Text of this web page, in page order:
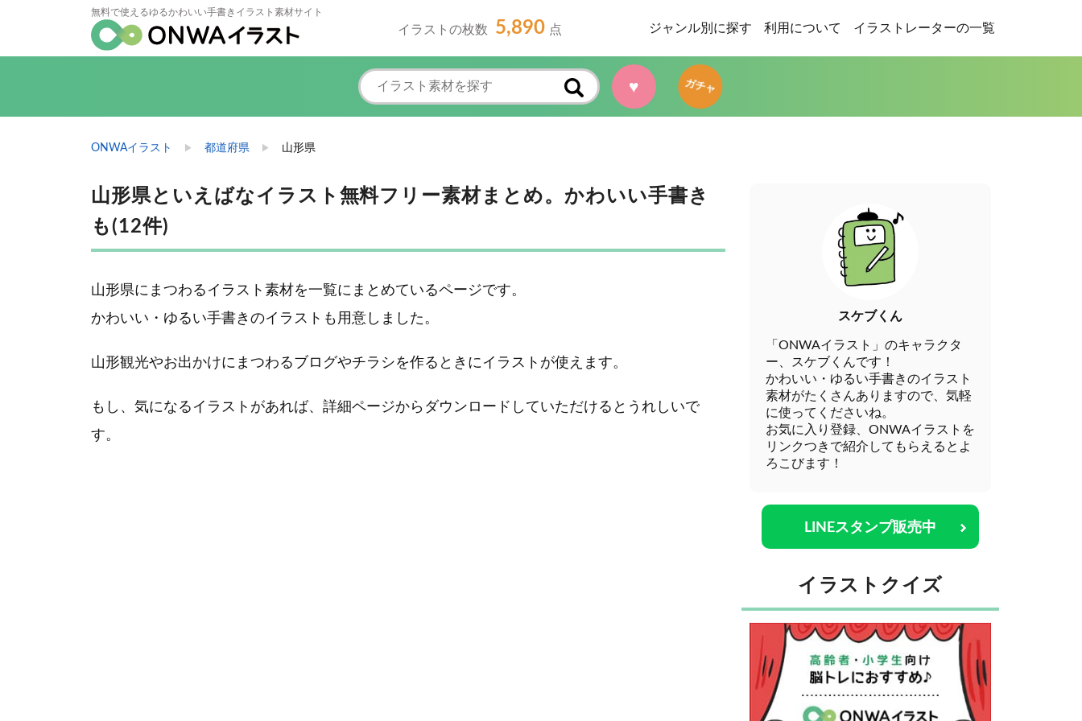
無料で使えるゆるかわいい手書きイラスト素材サイト
イラストの枚数 5,890 点 ジャンル別に探す 利用について イラストレーターの一覧
♥ ガチャ
ONWAイラスト 都道府県 山形県
山形県といえばなイラスト無料フリー素材まとめ。かわいい手書き
も(12件)
山形県にまつわるイラスト素材を一覧にまとめているページです。
かわいい・ゆるい手書きのイラストも用意しました。
山形観光やお出かけにまつわるブログやチラシを作るときにイラストが使えます。
もし、気になるイラストがあれば、詳細ページからダウンロードしていただけるとうれしいで
す。
スケブくん
「ONWAイラスト」のキャラクタ
ー、スケブくんです！
かわいい・ゆるい手書きのイラスト
素材がたくさんありますので、気軽
に使ってくださいね。
お気に入り登録、ONWAイラストを
リンクつきで紹介してもらえるとよ
ろこびます！
LINEスタンプ販売中
イラストクイズ